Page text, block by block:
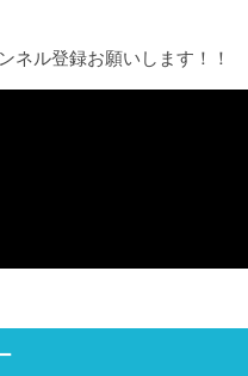
ネル登録お願いします！！